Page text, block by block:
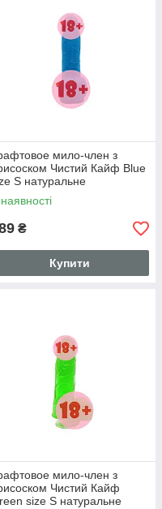
мило-член з
Чистий Кайф Blue
S натуральне
₴
Купити
мило-член з
Чистий Кайф
size S натуральне